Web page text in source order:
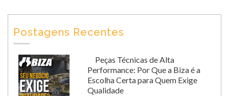
Postagens Recentes
Peças Técnicas de Alta
Performance: Por Que a Biza é a
Escolha Certa para Quem Exige
Qualidade